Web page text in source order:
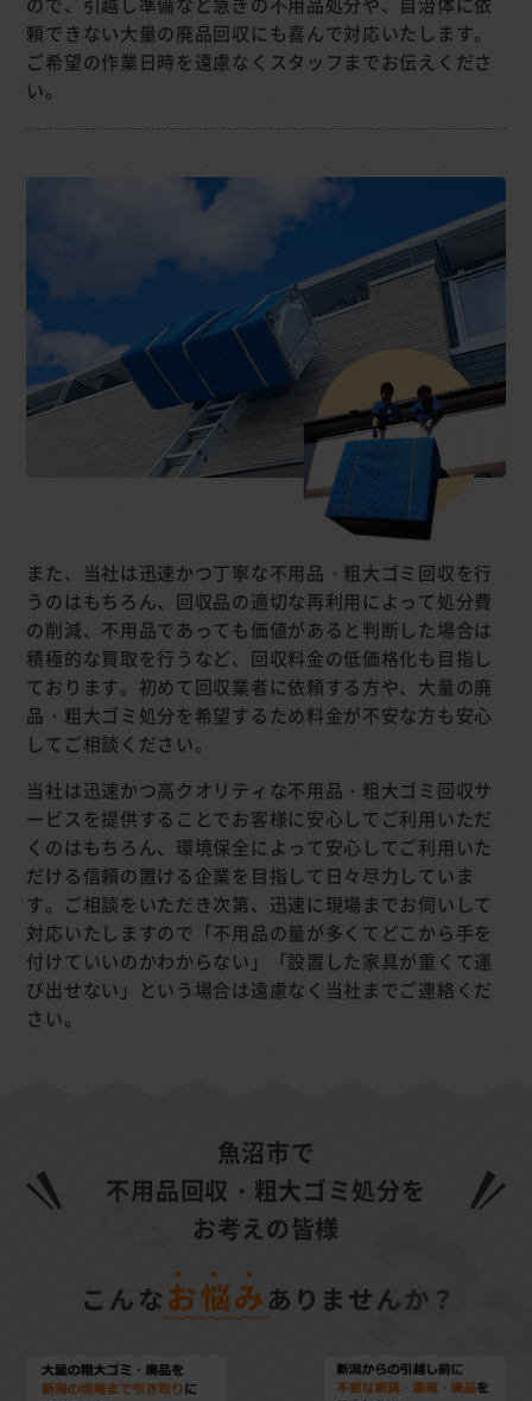
頼できない大量の廃品回収にも喜んで対応いたします。
ご希望の作業日時を遠慮なくスタッフまでお伝えくださ
い。
また、当社は迅速かつ丁寧な不用品・粗大ゴミ回収を行
うのはもちろん、回収品の適切な再利用によって処分費
の削減、不用品であっても価値があると判断した場合は
積極的な買取を行うなど、回収料金の低価格化も目指し
ております。初めて回収業者に依頼する方や、大量の廃
品・粗大ゴミ処分を希望するため料金が不安な方も安心
してご相談ください。
当社は迅速かつ高クオリティな不用品・粗大ゴミ回収サ
ービスを提供することでお客様に安心してご利用いただ
くのはもちろん、環境保全によって安心してご利用いた
だける信頼の置ける企業を目指して日々尽力していま
す。ご相談をいただき次第、迅速に現場までお伺いして
対応いたしますので「不用品の量が多くてどこから手を
付けていいのかわからない」「設置した家具が重くて運
び出せない」という場合は遠慮なく当社までご連絡くだ
さい。
魚沼市で
不用品回収・粗大ゴミ処分を
お考えの皆様